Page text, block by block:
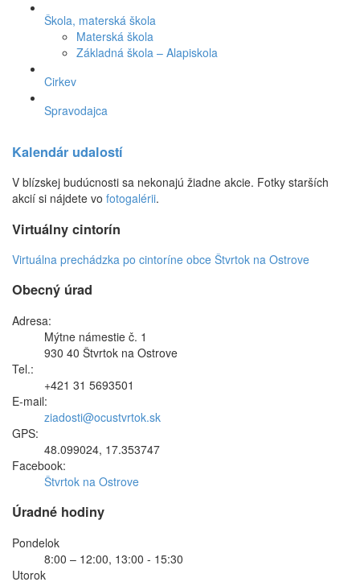
Škola, materská škola
Materská škola
Základná škola – Alapiskola
Cirkev
Spravodajca
Kalendár udalostí
V blízskej budúcnosti sa nekonajú žiadne akcie. Fotky starších
akcií si nájdete vo fotogalérii.
Virtuálny cintorín
Virtuálna prechádzka po cintoríne obce Štvrtok na Ostrove
Obecný úrad
Adresa:
Mýtne námestie č. 1
930 40 Štvrtok na Ostrove
Tel.:
+421 31 5693501
E-mail:
ziadosti@ocustvrtok.sk
GPS:
48.099024, 17.353747
Facebook:
Štvrtok na Ostrove
Úradné hodiny
Pondelok
8:00 – 12:00, 13:00 - 15:30
Utorok